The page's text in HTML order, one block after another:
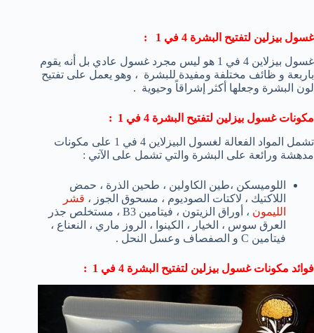
غسول بيزلين لتفتيح البشرة 4 في 1 :
غسول بيزلاين 4 في 1 هو ليس مجرد غسول عادي بل أنه يقوم
باربعة و ظائف مختلفة ومفيدة للبشرة ، وهو يعمل على تفتيح
لون البشرة وجعلها أكثر إشراقاً وحيوية .
مكونات غسول بيزلين لتفتيح البشرة 4 في 1 :
تشمل المواد الفعالة لغسول البيزلاين 4 في 1 على مكونات
مدهشة ورائعة على البشرة والتي تشمل على الآتي :
اللوميسكن ،طين الكاولين ، طحين الذرة ، حمض
اللاكتيك ، لاكتات الصوديوم ، مسحوق الجوز ، قشر
الليمون
، أوراق الزيتون ، فيتامين B3 ، مستخلص جذر
العرق سوس ، الخيار ، الكينوا ، الروز ماري ، النعناع ،
فيتامين C و الصفصاف وعسل النحل .
فوائد مكونات غسول بيزلين لتفتيح البشرة 4 في 1 :